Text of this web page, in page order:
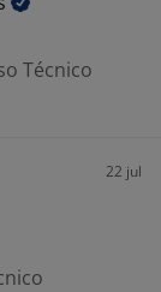
Técnico
22 jul